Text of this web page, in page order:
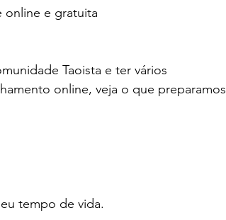
online e gratuita
Taoista e ter vários
online, veja o que preparamos
tempo de vida.